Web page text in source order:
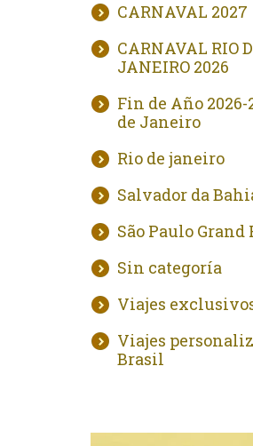
CARNAVAL 2027
CARNAVAL RIO
JANEIRO 2026
Fin de Año 2026-
de Janeiro
Rio de janeiro
Salvador da
São Paulo Grand
Sin categoría
Viajes
Viajes
Brasil